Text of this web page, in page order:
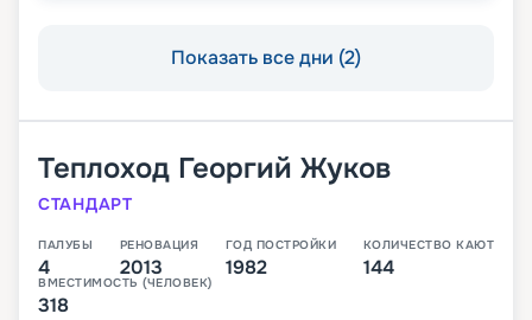
Показать все дни (2)
Теплоход Георгий Жуков
СТАНДАРТ
ПАЛУБЫ
4
РЕНОВАЦИЯ
2013
ГОД ПОСТРОЙКИ
1982
КОЛИЧЕСТВО КАЮТ
144
ВМЕСТИМОСТЬ (ЧЕЛОВЕК)
318